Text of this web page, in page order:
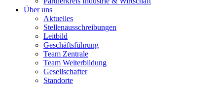
Über uns
Aktuelles
Stellenausschreibungen
Leitbild
Geschäftsführung
Team Zentrale
Team Weiterbildung
Gesellschafter
Standorte